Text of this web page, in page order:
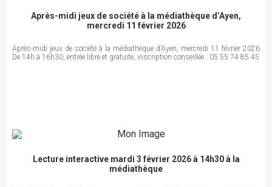
Après-midi jeux de société à la médiathèque d’Ayen,
mercredi 11 février 2026
Après-midi jeux de société à la médiathèque d’Ayen, mercredi 11 février 2026
De 14h à 16h30, entrée libre et gra­tuite, ins­crip­tion conseillée : 05 55 74 85 45
Lecture interactive mardi 3 février 2026 à 14h30 à la
médiathèque